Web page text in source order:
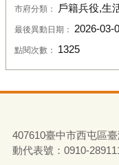
市府分類： 戶籍兵役,生
最後異動日期： 2026-03-
點閱次數： 1325
407610臺中市西屯區
動代表號：0910-